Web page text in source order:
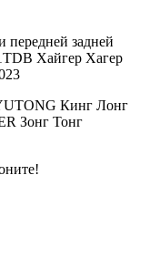
передней задней
Хайгер Хагер
Кинг Лонг
Зонг Тонг